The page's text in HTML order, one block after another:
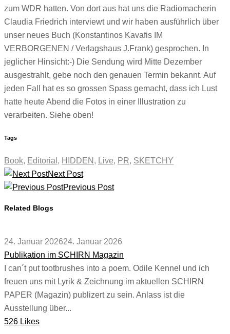
zum WDR hatten. Von dort aus hat uns die Radiomacherin
Claudia Friedrich interviewt und wir haben ausführlich über
unser neues Buch (Konstantinos Kavafis IM
VERBORGENEN / Verlagshaus J.Frank) gesprochen. In
jeglicher Hinsicht:-) Die Sendung wird Mitte Dezember
ausgestrahlt, gebe noch den genauen Termin bekannt. Auf
jeden Fall hat es so grossen Spass gemacht, dass ich Lust
hatte heute Abend die Fotos in einer Illustration zu
verarbeiten. Siehe oben!
Tags
Book, Editorial , HIDDEN , Live, PR, SKETCHY
Next Post
Previous Post
Related Blogs
24. Januar 202624. Januar 2026
Publikation im SCHIRN Magazin
I can´t put tootbrushes into a poem. Odile Kennel und ich
freuen uns mit Lyrik & Zeichnung im aktuellen SCHIRN
PAPER (Magazin) publizert zu sein. Anlass ist die
Ausstellung über...
526 Likes